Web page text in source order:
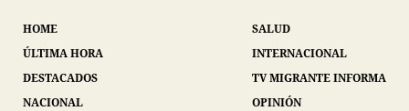
HOME
ÚLTIMA HORA
DESTACADOS
NACIONAL
SALUD
INTERNACIONAL
TV MIGRANTE INFORMA
OPINIÓN